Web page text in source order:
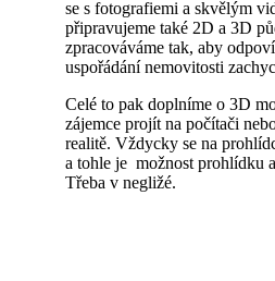
se s fotografiemi a skvělým
připravujeme také 2D a 3D
zpracováváme tak, aby
uspořádání nemovitosti
Celé to pak doplníme o 3D
zájemce projít na počítači
realitě. Vždycky se na
a tohle je možnost prohlídku
Třeba v negližé.